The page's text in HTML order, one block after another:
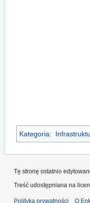
Kategoria:
Tę stronę ostatnio
Treść udostępniana na
Polityka prywatności O